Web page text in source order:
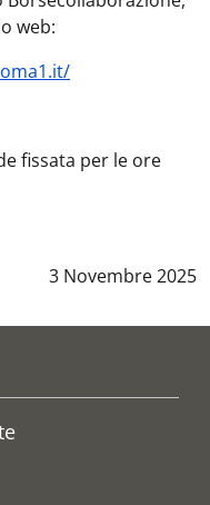
web:
fissata per le ore
Data notizia :
3 Novembre 2025